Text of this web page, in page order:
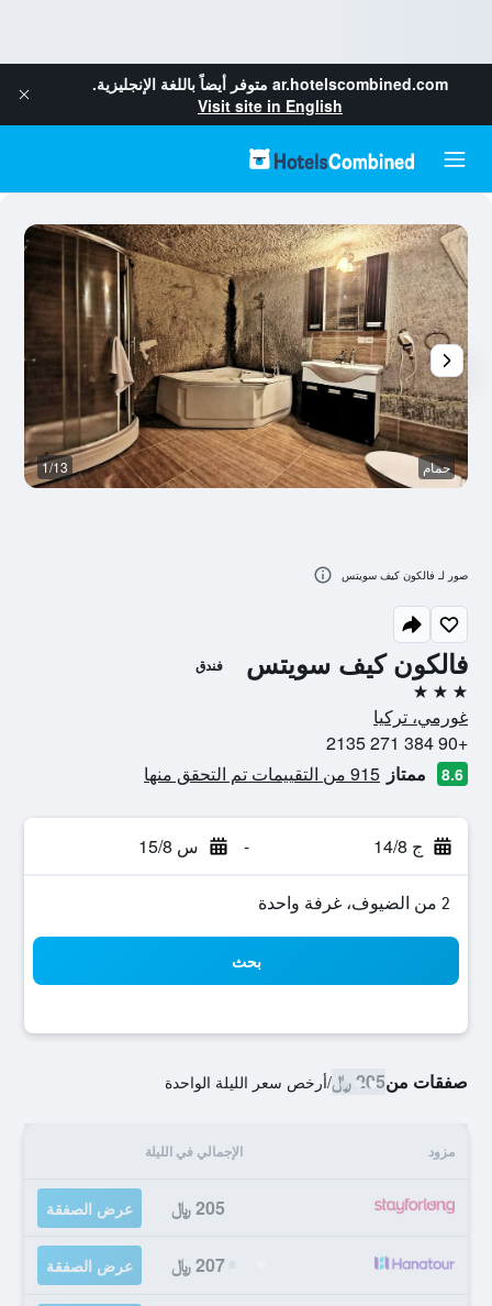
ar.hotelscombined.com متوفر أيضاً باللغة الإنجليزية.
Visit site in English
فالكون كيف سويتس فندق
3 نجوم
غورمي، تركيا
+90 384 271 2135
8.6 ممتاز 915 من التقييمات تم التحقق منها
ج 14/8 - س 15/8
2 من الضيوف، غرفة واحدة
بحث
صفقات من205 ﷼ /أرخص سعر الليلة الواحدة
مزود الإجمالي في الليلة
205 ﷼ عرض الصفقة
207 ﷼ عرض الصفقة
حمام 1/13
صور لـ فالكون كيف سويتس